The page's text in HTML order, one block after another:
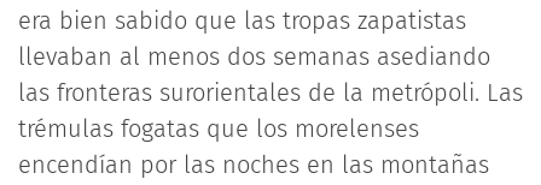
era bien sabido que las tropas zapatistas
llevaban al menos dos semanas asediando
las fronteras surorientales de la metrópoli. Las
trémulas fogatas que los morelenses
encendían por las noches en las montañas